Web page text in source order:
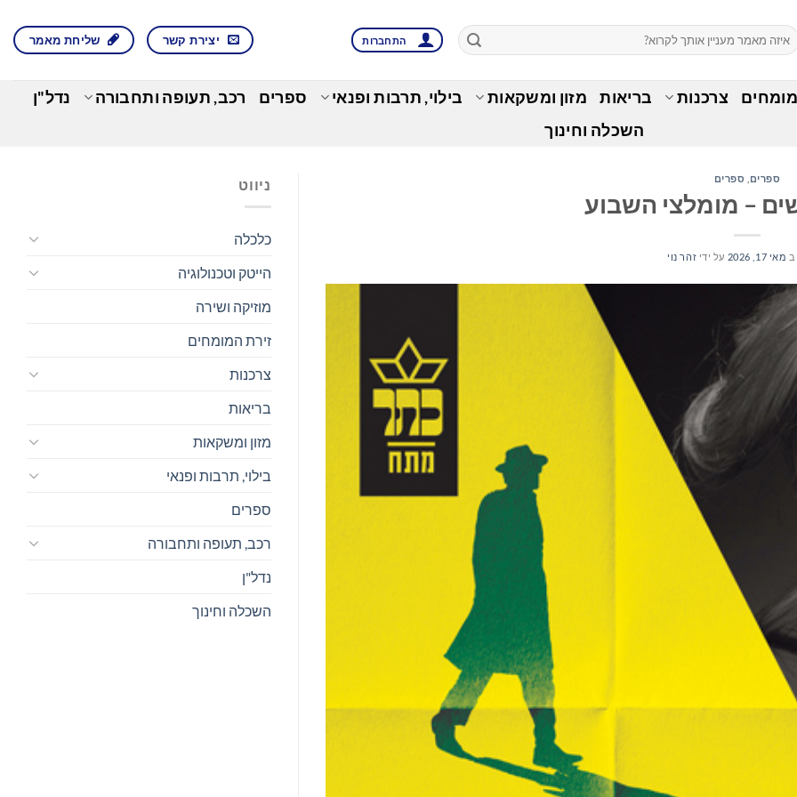
התחברות יצירת קשר שליחת מאמר
צרכנות בריאות מזון ומשקאות בילוי, תרבות ופנאי ספרים רכב, תעופה ותחבורה
נדל"ן
השכלה וחינוך
ספרים ספרים
– מומלצי השבוע
ב מאי 17, 2026 על ידי זהר נוי
ניווט
כלכלה
הייטק וטכנולוגיה
מוזיקה ושירה
זירת המומחים
צרכנות
בריאות
מזון ומשקאות
בילוי, תרבות ופנאי
ספרים
רכב, תעופה ותחבורה
נדל"ן
השכלה וחינוך